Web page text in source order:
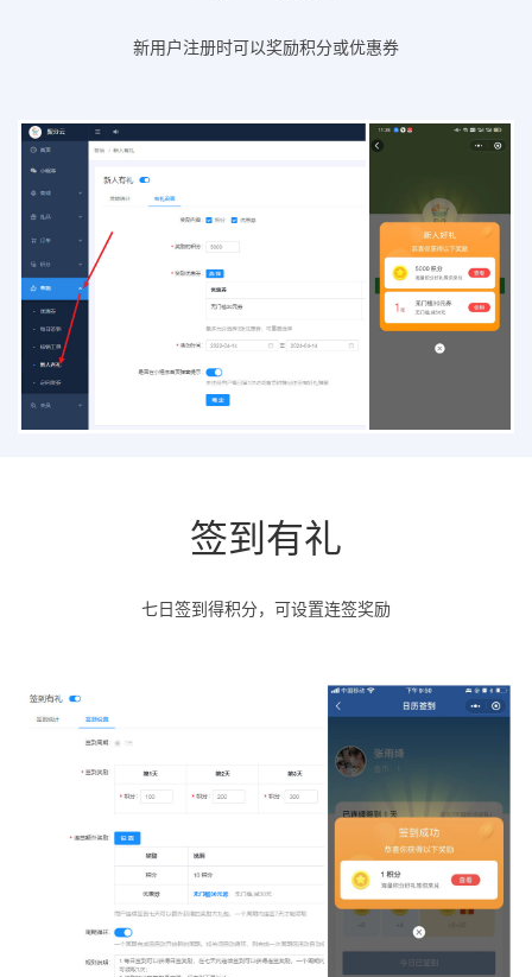
新用户注册时可以奖励积分或优惠券
签到有礼
七日签到得积分，可设置连签奖励